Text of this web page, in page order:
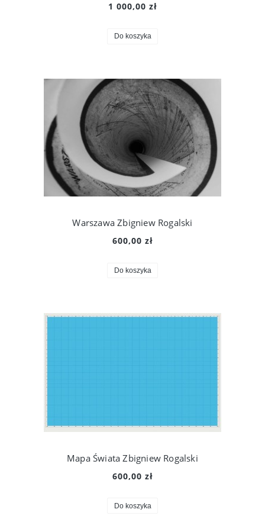
1 000,00 zł
Do koszyka
Warszawa Zbigniew Rogalski
600,00 zł
Do koszyka
Mapa Świata Zbigniew Rogalski
600,00 zł
Do koszyka